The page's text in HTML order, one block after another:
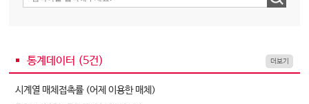
통계데이터 (5건) 더보기
시계열 매체접촉률 (어제 이용한 매체)